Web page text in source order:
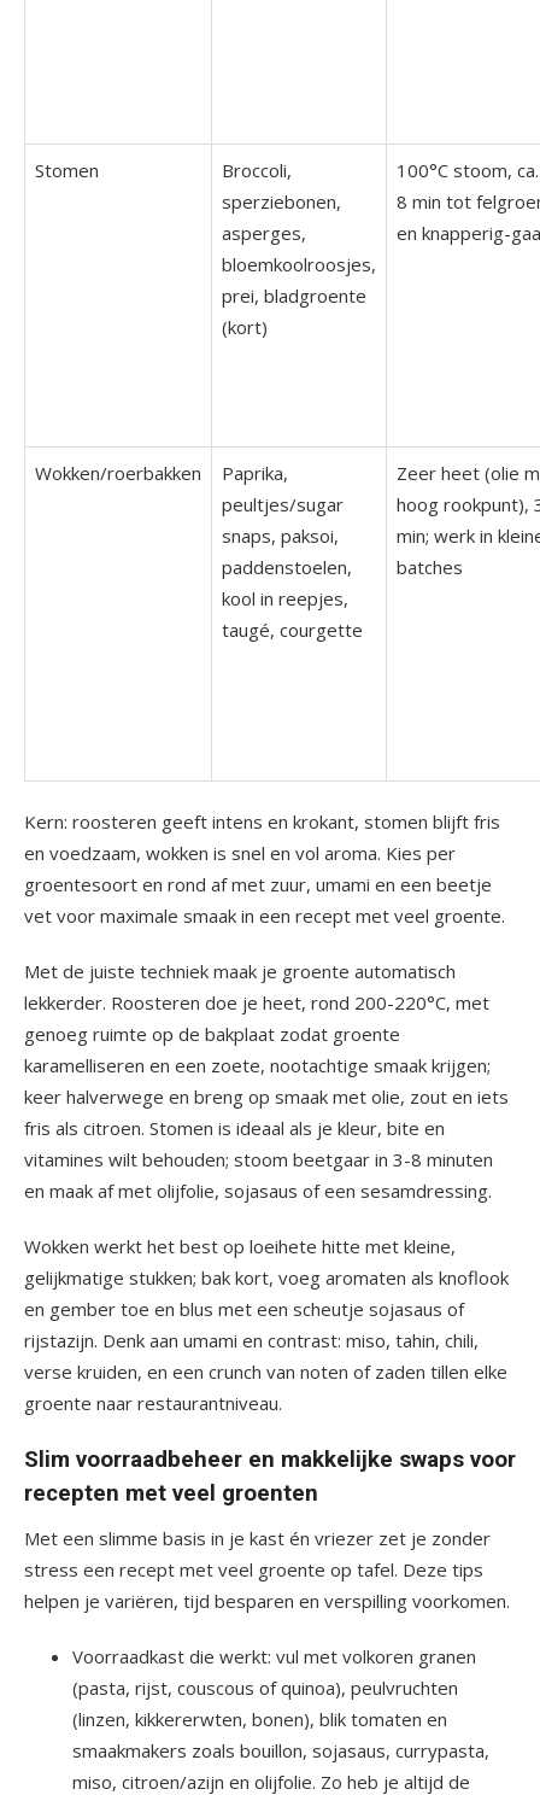
Stomen
Broccoli,
sperziebonen,
asperges,
bloemkoolroosjes,
prei, bladgroente
(kort)
100°C stoom,
8 min tot
en knapperig-
Wokken/roerbakken
Paprika,
peultjes/sugar
snaps, paksoi,
paddenstoelen,
kool in reepjes,
taugé, courgette
Zeer heet (olie
hoog rookpunt),
min; werk in
batches
Kern: roosteren geeft intens en krokant, stomen blijft fris
en voedzaam, wokken is snel en vol aroma. Kies per
groentesoort en rond af met zuur, umami en een beetje
vet voor maximale smaak in een recept met veel groente.
Met de juiste techniek maak je groente automatisch
lekkerder. Roosteren doe je heet, rond 200-220°C, met
genoeg ruimte op de bakplaat zodat groente
karamelliseren en een zoete, nootachtige smaak krijgen;
keer halverwege en breng op smaak met olie, zout en iets
fris als citroen. Stomen is ideaal als je kleur, bite en
vitamines wilt behouden; stoom beetgaar in 3-8 minuten
en maak af met olijfolie, sojasaus of een sesamdressing.
Wokken werkt het best op loeihete hitte met kleine,
gelijkmatige stukken; bak kort, voeg aromaten als knoflook
en gember toe en blus met een scheutje sojasaus of
rijstazijn. Denk aan umami en contrast: miso, tahin, chili,
verse kruiden, en een crunch van noten of zaden tillen elke
groente naar restaurantniveau.
Slim voorraadbeheer en makkelijke swaps voor
recepten met veel groenten
Met een slimme basis in je kast én vriezer zet je zonder
stress een recept met veel groente op tafel. Deze tips
helpen je variëren, tijd besparen en verspilling voorkomen.
Voorraadkast die werkt: vul met volkoren granen
(pasta, rijst, couscous of quinoa), peulvruchten
(linzen, kikkererwten, bonen), blik tomaten en
smaakmakers zoals bouillon, sojasaus, currypasta,
miso, citroen/azijn en olijfolie. Zo heb je altijd de